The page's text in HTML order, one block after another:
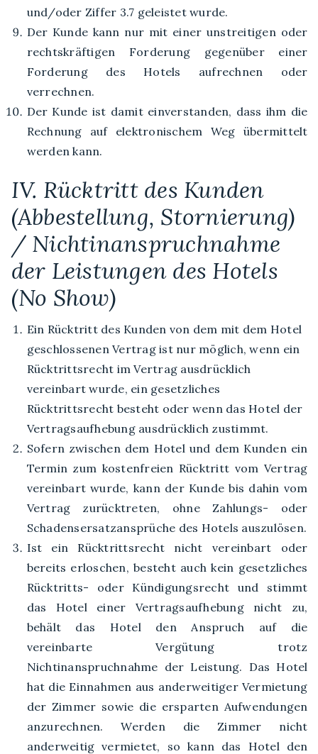
und/oder Ziffer 3.7 geleistet wurde.
Der Kunde kann nur mit einer unstreitigen oder
rechtskräftigen Forderung gegenüber einer
Forderung des Hotels aufrechnen oder
verrechnen.
Der Kunde ist damit einverstanden, dass ihm die
Rechnung auf elektronischem Weg übermittelt
werden kann.
IV. Rücktritt des Kunden
(Abbestellung, Stornierung)
/ Nichtinanspruchnahme
der Leistungen des Hotels
(No Show)
Ein Rücktritt des Kunden von dem mit dem Hotel
geschlossenen Vertrag ist nur möglich, wenn ein
Rücktrittsrecht im Vertrag ausdrücklich
vereinbart wurde, ein gesetzliches
Rücktrittsrecht besteht oder wenn das Hotel der
Vertragsaufhebung ausdrücklich zustimmt.
Sofern zwischen dem Hotel und dem Kunden ein
Termin zum kostenfreien Rücktritt vom Vertrag
vereinbart wurde, kann der Kunde bis dahin vom
Vertrag zurücktreten, ohne Zahlungs- oder
Schadensersatzansprüche des Hotels auszulösen.
Ist ein Rücktrittsrecht nicht vereinbart oder
bereits erloschen, besteht auch kein gesetzliches
Rücktritts- oder Kündigungsrecht und stimmt
das Hotel einer Vertragsaufhebung nicht zu,
behält das Hotel den Anspruch auf die
vereinbarte Vergütung trotz
Nichtinanspruchnahme der Leistung. Das Hotel
hat die Einnahmen aus anderweitiger Vermietung
der Zimmer sowie die ersparten Aufwendungen
anzurechnen. Werden die Zimmer nicht
anderweitig vermietet, so kann das Hotel den